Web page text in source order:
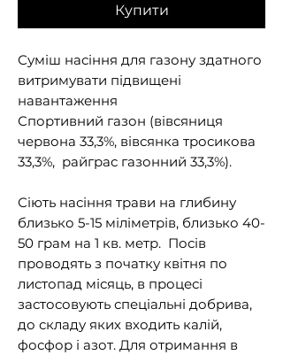
Купити
Суміш насіння для газону здатного
витримувати підвищені
навантаження
Спортивний газон (вівсяниця
червона 33,3%, вівсянка тросикова
33,3%, райграс газонний 33,3%).
Сіють насіння трави на глибину
близько 5-15 міліметрів, близько 40-
50 грам на 1 кв. метр. Посів
проводять з початку квітня по
листопад місяць, в процесі
застосовують спеціальні добрива,
до складу яких входить калій,
фосфор і азот. Для отримання в